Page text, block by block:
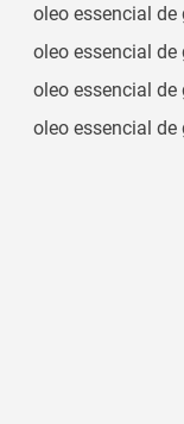
oleo essencial de
oleo essencial
oleo essencial de
oleo essencial